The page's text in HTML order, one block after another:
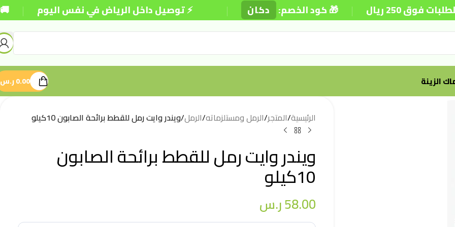
⚡ توصيل داخل الرياض في نفس اليوم | 🚚 شحن ريال | 🎁 كود الخصم: دكان |
الزينة 0.00ر.س
الرئيسية/المتجر/الرمل ومستلزماته/الرمل/ويندر وايت رمل للقطط برائحة الصابون 10كيلو
ويندر وايت رمل للقطط برائحة الصابون
10كيلو
58.00ر.س